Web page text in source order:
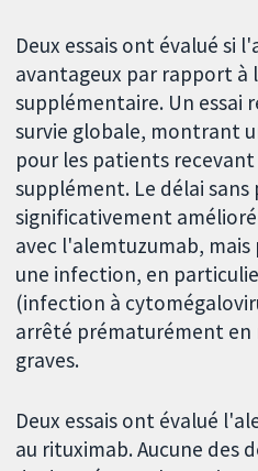
Deux essais ont évalué si
avantageux par rapport
supplémentaire. Un essai
survie globale, montrant
pour les patients
supplément. Le délai
significativement amélioré
avec l'alemtuzumab,
une infection, en
(infection à
arrêté prématurément
graves.
Deux essais ont évalué
au rituximab. Aucune des